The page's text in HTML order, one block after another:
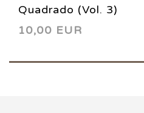
Quadrado (Vol. 3)
5 2003
10,00 EUR